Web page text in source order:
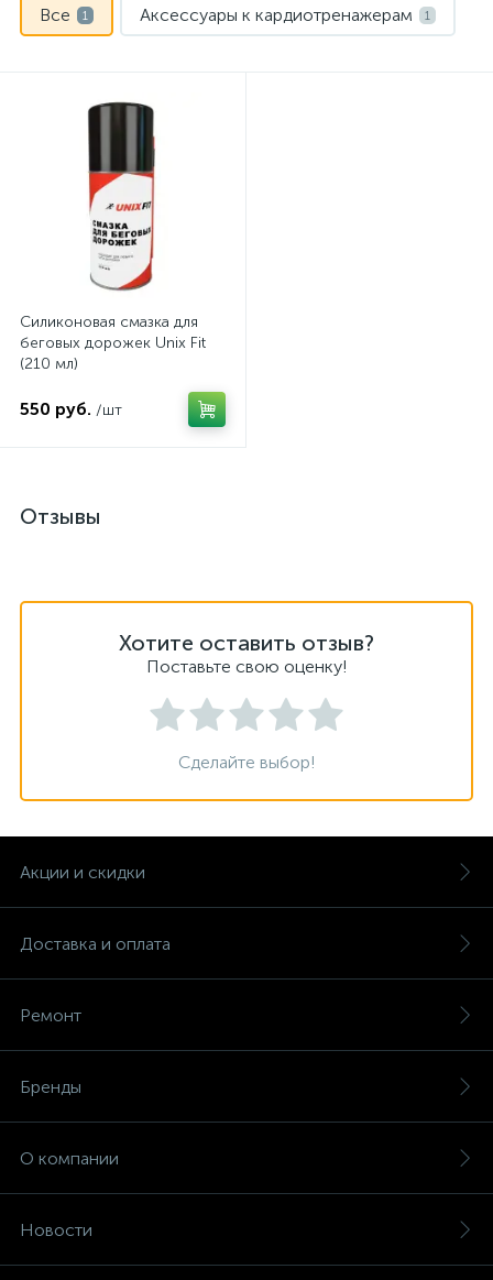
Все 1 Аксессуары к кардиотренажерам 1
Силиконовая смазка для
беговых дорожек Unix Fit
(210 мл)
550 руб. /шт
Отзывы
Хотите оставить отзыв?
Поставьте свою оценку!
Сделайте выбор!
Акции и скидки
Доставка и оплата
Ремонт
Бренды
О компании
Новости